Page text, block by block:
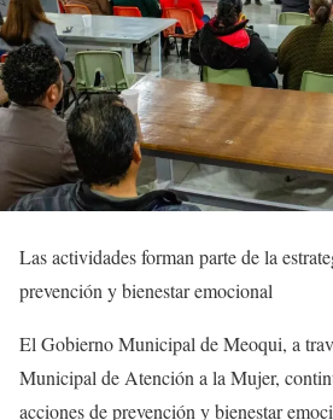
Las actividades forman parte de la
prevención y bienestar emocional
El Gobierno Municipal de Meoqui, a
Municipal de Atención a la Mujer,
acciones de prevención y bienestar